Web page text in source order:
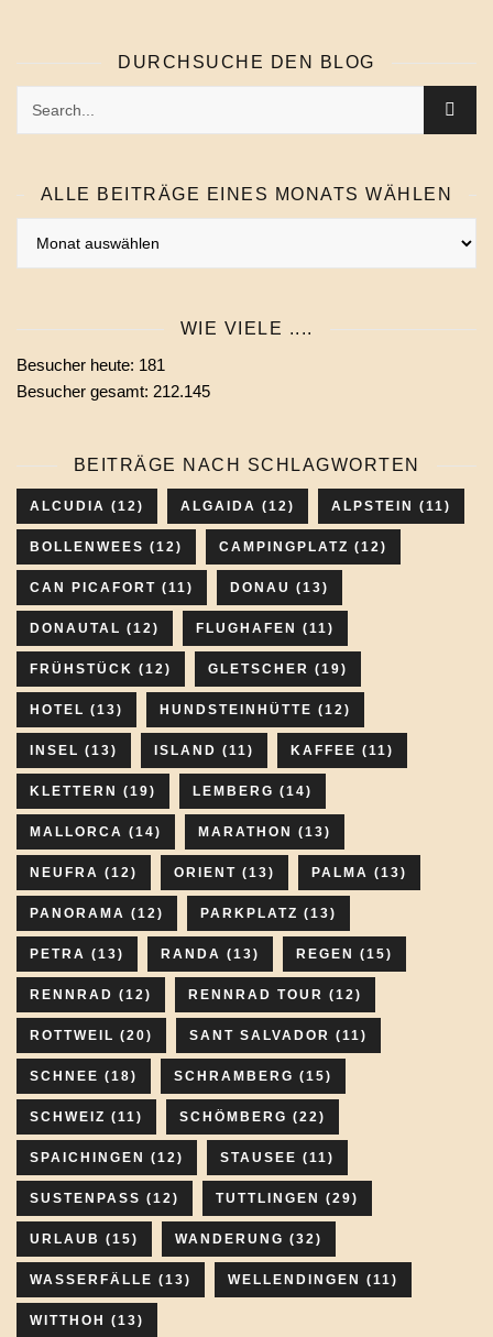
DURCHSUCHE DEN BLOG
ALLE BEITRÄGE EINES MONATS WÄHLEN
wählen
WIE VIELE ....
Besucher heute: 181
Besucher gesamt: 212.145
BEITRÄGE NACH SCHLAGWORTEN
ALCUDIA (12) ALGAIDA (12) ALPSTEIN (11)
BOLLENWEES (12) CAMPINGPLATZ (12)
CAN PICAFORT (11) DONAU (13)
DONAUTAL (12) FLUGHAFEN (11)
FRÜHSTÜCK (12) GLETSCHER (19)
HOTEL (13) HUNDSTEINHÜTTE (12)
INSEL (13) ISLAND (11) KAFFEE (11)
KLETTERN (19) LEMBERG (14)
MALLORCA (14) MARATHON (13)
NEUFRA (12) ORIENT (13) PALMA (13)
PANORAMA (12) PARKPLATZ (13)
PETRA (13) RANDA (13) REGEN (15)
RENNRAD (12) RENNRAD TOUR (12)
ROTTWEIL (20) SANT SALVADOR (11)
SCHNEE (18) SCHRAMBERG (15)
SCHWEIZ (11) SCHÖMBERG (22)
SPAICHINGEN (12) STAUSEE (11)
SUSTENPASS (12) TUTTLINGEN (29)
URLAUB (15) WANDERUNG (32)
WASSERFÄLLE (13) WELLENDINGEN (11)
WITTHOH (13)